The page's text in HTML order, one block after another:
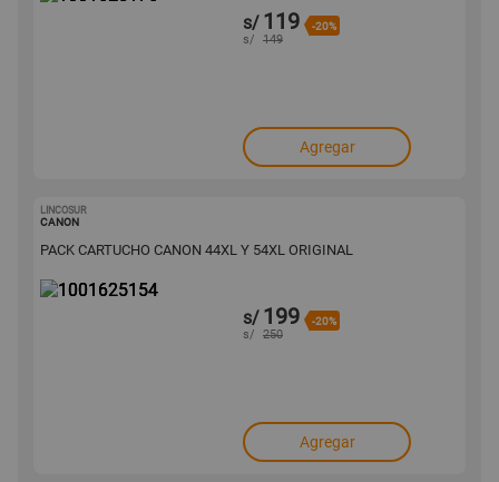
s/ 119 -20%
s/ 149
Agregar
LINCOSUR
CANON
PACK CARTUCHO CANON 44XL Y 54XL ORIGINAL
s/ 199 -20%
s/ 250
Agregar